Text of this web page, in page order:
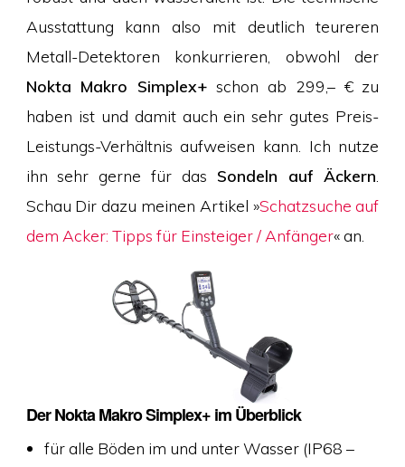
Ausstattung kann also mit deutlich teureren
Metall-Detektoren konkurrieren, obwohl der
Nokta Makro Simplex+ schon ab 299,– € zu
haben ist und damit auch ein sehr gutes Preis-
Leistungs-Verhältnis aufweisen kann. Ich nutze
ihn sehr gerne für das Sondeln auf Äckern
Schau Dir dazu meinen Artikel »Schatzsuche auf
dem Acker: Tipps für Einsteiger / Anfänger« an.
Der Nokta Makro Simplex+ im Überblick
für alle Böden im und unter Wasser (IP68 –